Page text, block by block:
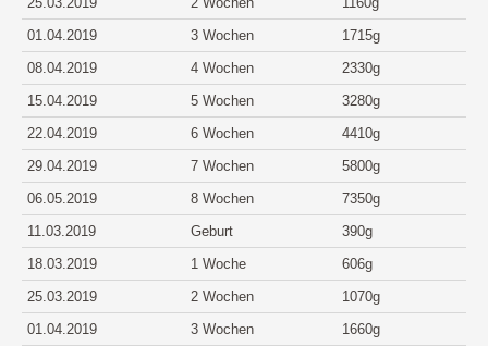
01.04.2019
3 Wochen
1715g
08.04.2019
4 Wochen
2330g
15.04.2019
5 Wochen
3280g
22.04.2019
6 Wochen
4410g
29.04.2019
7 Wochen
5800g
06.05.2019
8 Wochen
7350g
11.03.2019
Geburt
390g
18.03.2019
1 Woche
606g
25.03.2019
2 Wochen
1070g
01.04.2019
3 Wochen
1660g